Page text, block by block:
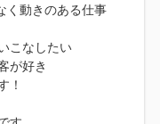
く動きのある仕事
こなしたい
が好き
！